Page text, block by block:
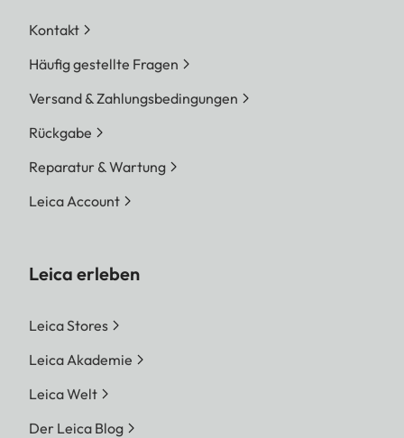
Kontakt
Häufig gestellte Fragen
Versand & Zahlungsbedingungen
Rückgabe
Reparatur & Wartung
Leica Account
Leica erleben
Leica Stores
Leica Akademie
Leica Welt
Der Leica Blog